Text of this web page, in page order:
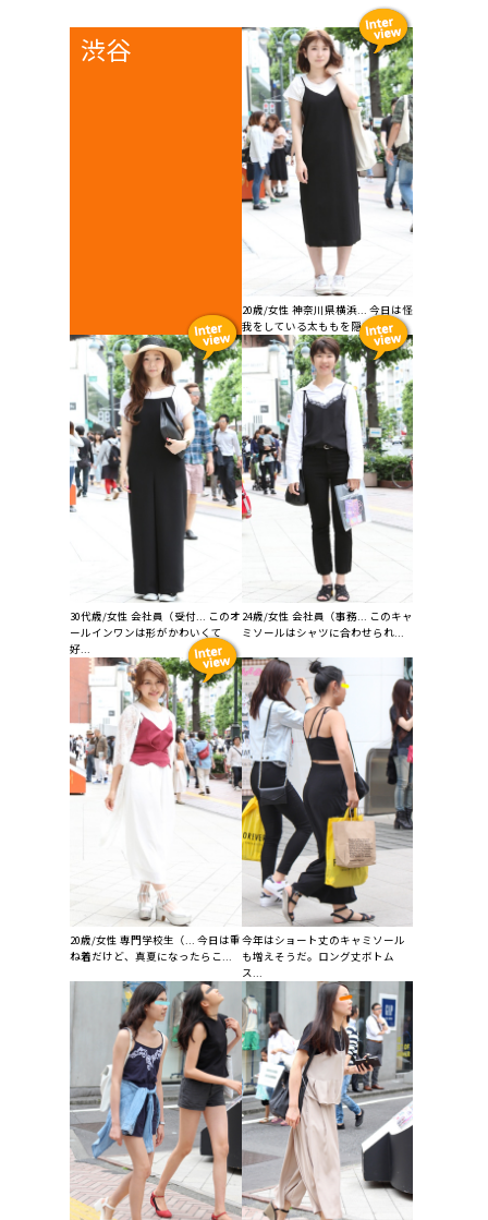
渋谷
20歳/女性 神奈川県横浜... 今日は怪
我をしている太ももを隠すのに...
30代歳/女性 会社員（受付... このオ
ールインワンは形がかわいくて
好...
24歳/女性 会社員（事務... このキャ
ミソールはシャツに合わせられ...
20歳/女性 専門学校生（... 今日は重
ね着だけど、真夏になったらこ...
今年はショート丈のキャミソール
も増えそうだ。ロング丈ボトム
ス...